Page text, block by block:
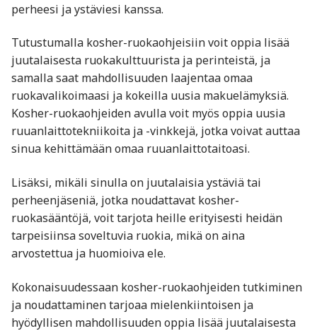
perheesi ja ystäviesi kanssa.
Tutustumalla kosher-ruokaohjeisiin voit oppia lisää
juutalaisesta ruokakulttuurista ja perinteistä, ja
samalla saat mahdollisuuden laajentaa omaa
ruokavalikoimaasi ja kokeilla uusia makuelämyksiä.
Kosher-ruokaohjeiden avulla voit myös oppia uusia
ruuanlaittotekniikoita ja -vinkkejä, jotka voivat auttaa
sinua kehittämään omaa ruuanlaittotaitoasi.
Lisäksi, mikäli sinulla on juutalaisia ystäviä tai
perheenjäseniä, jotka noudattavat kosher-
ruokasääntöjä, voit tarjota heille erityisesti heidän
tarpeisiinsa soveltuvia ruokia, mikä on aina
arvostettua ja huomioiva ele.
Kokonaisuudessaan kosher-ruokaohjeiden tutkiminen
ja noudattaminen tarjoaa mielenkiintoisen ja
hyödyllisen mahdollisuuden oppia lisää juutalaisesta